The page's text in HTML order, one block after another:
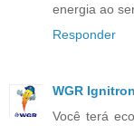
energia ao
Responder
WGR Ignitron
Você terá